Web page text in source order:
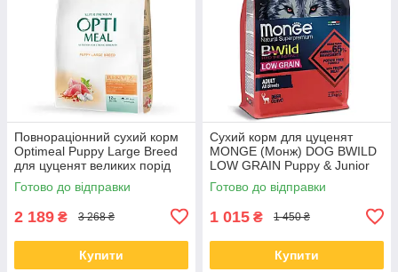
Повнораціонний сухий корм
Optimeal Puppy Large Breed
для цуценят великих порід
індичка 12 КГ
Готово до відправки
2 189 ₴ 3 268 ₴
Купити
Сухий корм для цуценят
MONGE (Монж) DOG BWILD
LOW GRAIN Puppy & Junior
оленя 2.5 кг (термін до 06.09)
Готово до відправки
1 015 ₴ 1 450 ₴
Купити